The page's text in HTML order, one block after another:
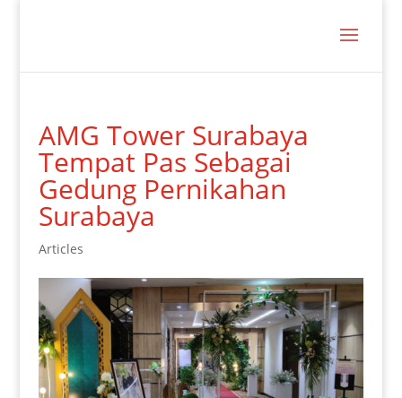
AMG Tower Surabaya
Tempat Pas Sebagai
Gedung Pernikahan
Surabaya
Articles